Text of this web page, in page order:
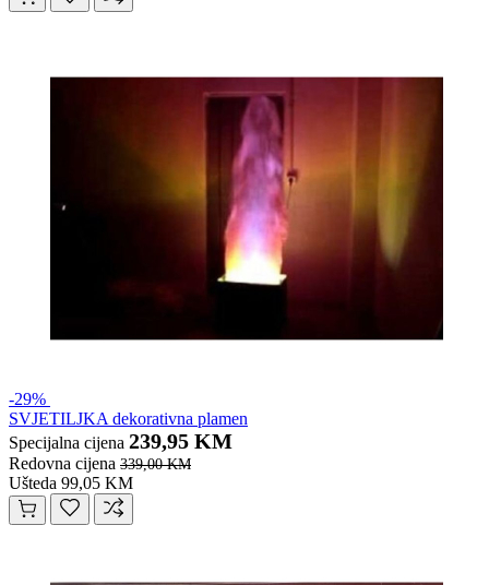
-29%
SVJETILJKA dekorativna plamen
Specijalna cijena 239,95 KM
Redovna cijena 339,00 KM
Ušteda 99,05 KM